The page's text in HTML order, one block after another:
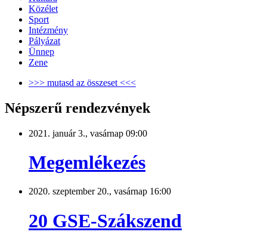
Közélet
Sport
Intézmény
Pályázat
Ünnep
Zene
>>> mutasd az összeset <<<
Népszerű rendezvények
2021. január 3., vasárnap 09:00
Megemlékezés
2020. szeptember 20., vasárnap 16:00
20 GSE-Szákszend